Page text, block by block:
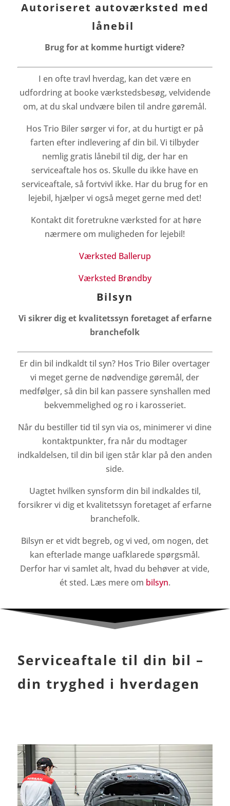
Autoriseret autoværksted med
lånebil
Brug for at komme hurtigt videre?
I en ofte travl hverdag, kan det være en
udfordring at booke værkstedsbesøg, velvidende
om, at du skal undvære bilen til andre gøremål.
Hos Trio Biler sørger vi for, at du hurtigt er på
farten efter indlevering af din bil. Vi tilbyder
nemlig gratis lånebil til dig, der har en
serviceaftale hos os. Skulle du ikke have en
serviceaftale, så fortvivl ikke. Har du brug for en
lejebil, hjælper vi også meget gerne med det!
Kontakt dit foretrukne værksted for at høre
nærmere om muligheden for lejebil!
Værksted Ballerup
Værksted Brøndby
Bilsyn
Vi sikrer dig et kvalitetssyn foretaget af erfarne
branchefolk
Er din bil indkaldt til syn? Hos Trio Biler overtager
vi meget gerne de nødvendige gøremål, der
medfølger, så din bil kan passere synshallen med
bekvemmelighed og ro i karosseriet.
Når du bestiller tid til syn via os, minimerer vi dine
kontaktpunkter, fra når du modtager
indkaldelsen, til din bil igen står klar på den anden
side.
Uagtet hvilken synsform din bil indkaldes til,
forsikrer vi dig et kvalitetssyn foretaget af erfarne
branchefolk.
Bilsyn er et vidt begreb, og vi ved, om nogen, det
kan efterlade mange uafklarede spørgsmål.
Derfor har vi samlet alt, hvad du behøver at vide,
ét sted. Læs mere om bilsyn.
Serviceaftale til din bil –
din tryghed i hverdagen